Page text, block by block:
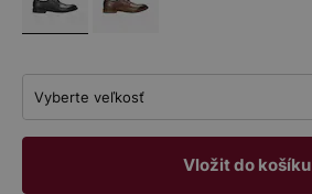
Vyberte veľkosť
Vložit do košíku